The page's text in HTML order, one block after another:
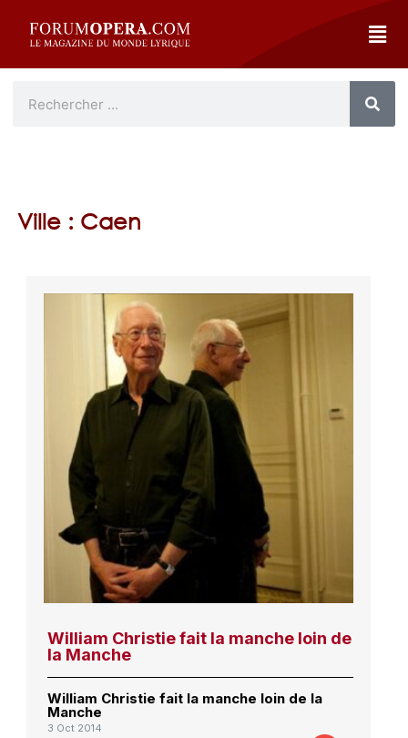
Ville : Caen
William Christie fait la manche loin de
la Manche
William Christie fait la manche loin de la
Manche
3 Oct 2014